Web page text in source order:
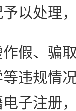
以处理
、骗取
违规情
子注册